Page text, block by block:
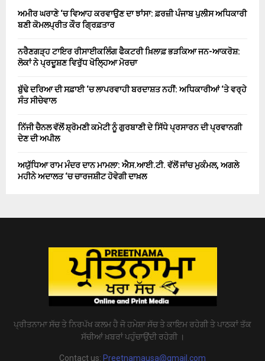
ਅਮੀਰ ਘਰਾਣੇ ‘ਚ ਵਿਆਹ ਕਰਵਾਉਣ ਦਾ ਝਾਂਸਾ: ਫ਼ਰਜ਼ੀ ਪੰਜਾਬ ਪੁਲੀਸ ਅਧਿਕਾਰੀ
ਬਣੀ ਕੋਮਲਪ੍ਰੀਤ ਕੌਰ ਗ੍ਰਿਫ਼ਤਾਰ
ਨਰੈਣਗੜ੍ਹ ਟਾਇਰ ਰੀਸਾਈਕਲਿੰਗ ਫੈਕਟਰੀ ਖ਼ਿਲਾਫ਼ ਭੜਕਿਆ ਜਨ-ਆਕਰੋਸ਼:
ਲੋਕਾਂ ਨੇ ਪ੍ਰਦੂਸ਼ਣ ਵਿਰੁੱਧ ਖੋਲ੍ਹਿਆ ਮੋਰਚਾ
ਬੁੱਢੇ ਦਰਿਆ ਦੀ ਸਫ਼ਾਈ ‘ਚ ਲਾਪਰਵਾਹੀ ਬਰਦਾਸ਼ਤ ਨਹੀਂ: ਅਧਿਕਾਰੀਆਂ ‘ਤੇ ਵਰ੍ਹੇ
ਸੰਤ ਸੀਚੇਵਾਲ
ਨਿੱਜੀ ਚੈਨਲ ਵੱਲੋਂ ਸ਼੍ਰੋਮਣੀ ਕਮੇਟੀ ਨੂੰ ਗੁਰਬਾਣੀ ਦੇ ਸਿੱਧੇ ਪ੍ਰਸਾਰਨ ਦੀ ਪ੍ਰਵਾਨਗੀ
ਦੇਣ ਦੀ ਅਪੀਲ
ਅਯੁੱਧਿਆ ਰਾਮ ਮੰਦਰ ਦਾਨ ਮਾਮਲਾ: ਐਸ.ਆਈ.ਟੀ. ਵੱਲੋਂ ਜਾਂਚ ਮੁਕੰਮਲ, ਅਗਲੇ
ਮਹੀਨੇ ਅਦਾਲਤ ‘ਚ ਚਾਰਜਸ਼ੀਟ ਹੋਵੇਗੀ ਦਾਖ਼ਲ
ਪ੍ਰੀਤਨਾਮਾ ਸੱਚ ਤੇ ਨਿਰਪੱਖ ਕਲਮ ਹੈ ਜੋ ਹਮੇਸ਼ਾ ਸੱਚ ਤੇ ਕਾਇਮ ਰਹੇਗੀ ਤੇ ਪਾਠਕਾਂ ਤੱਕ
ਸੱਚੀਆਂ ਖ਼ਬਰਾਂ ਪਹੁੰਚਾਉਂਦੀ ਰਹੇਗੀ ।
Contact us: Preetnamausa@gmail.com